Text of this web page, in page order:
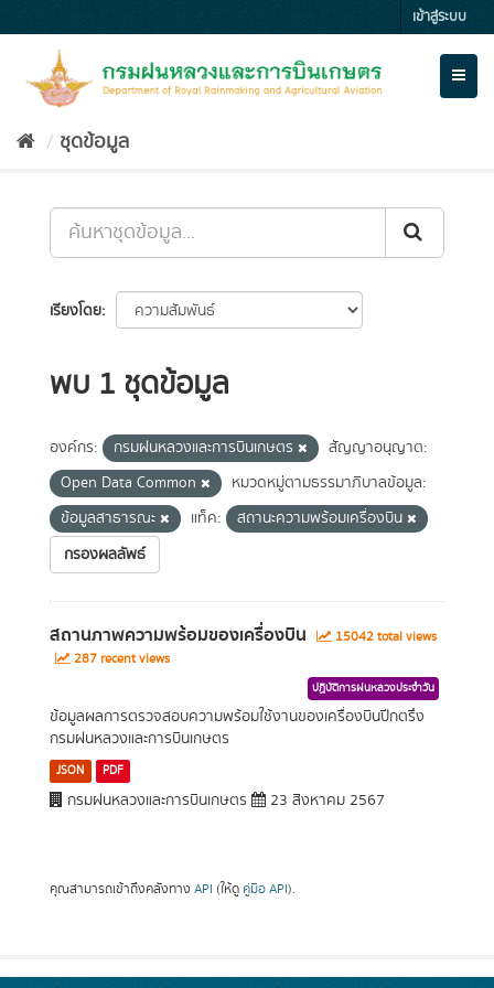
to
เข้าสู่ระบบ
ชุดข้อมูล
เรียงโดย
พบ 1 ชุดข้อมูล
องค์กร: กรมฝนหลวงและการบินเกษตร
สัญญาอนุญาต:
Open Data Common
หมวดหมู่ตามธรรมาภิบาลข้อมูล:
ข้อมูลสาธารณะ
แท็ค:
สถานะความพร้อมเครื่องบิน
กรองผลลัพธ์
สถานภาพความพร้อมของเครื่องบิน
15042 total views
287 recent views
ปฏิบัติการฝนหลวงประจำวัน
ข้อมูลผลการตรวจสอบความพร้อมใช้งานของเครื่องบินปีกตรึง
กรมฝนหลวงและการบินเกษตร
JSON PDF
กรมฝนหลวงและการบินเกษตร 23 สิงหาคม 2567
คุณสามารถเข้าถึงคลังทาง API (ให้ดู คู่มือ API).